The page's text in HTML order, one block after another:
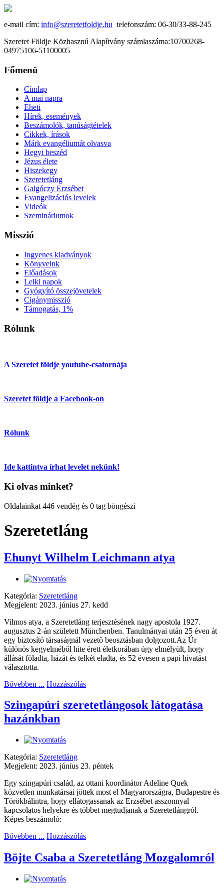
e-mail cím: info@szeretetfoldje.hu telefonszám: 06-30/33-88-245
Szeretet Földje Közhasznú Alapítvány számlaszáma:10700268-
04975106-51100005
Főmenü
Címlap
A mai napra
Eheti
Hírek, események
Beszámolók, tanúságtételek
Cikkek, írások
Márk evangéliumát olvasva
Hegyi beszéd
Jézus élete
Hiszekegy
Szeretetláng
Galgóczy Erzsébet
Evangelizációs levelek
Videók
Szemináriumok
Misszió
Ingyenes kiadványok
Könyveink
Előadások
Lelki napok
Gyógyító összejövetelek
Cigánymisszió
Támogatás, 1%
Rólunk
A Szeretet földje youtube-csatornája
Szeretet földje a Facebook-on
Rólunk
Ide kattintva írhat levelet nekünk!
Ki olvas minket?
Oldalainkat 446 vendég és 0 tag böngészi
Szeretetláng
Ehunyt Wilhelm Leichmann atya
Kategória: Szeretetláng
Megjelent: 2023. június 27. kedd
Vilmos atya, a Szeretetláng terjesztésének nagy apostola 1927.
augusztus 2-án született Münchenben. Tanulmányai után 25 éven át
egy biztosító társaságnál vezető beosztásban dolgozott.Az Úr
különös kegyelméből hite érett életkorában úgy elmélyült, hogy
állását föladta, házát és telkét eladta, és 52 évesen a papi hivatást
választotta.
Bővebben ... Hozzászólás
Szingapúri szeretetlángosok látogatása
hazánkban
Kategória: Szeretetláng
Megjelent: 2023. június 23. péntek
Egy szingapúri család, az ottani koordinátor Adeline Quek
közvetlen munkatársai jöttek most el Magyarországra, Budapestre és
Törökbálintra, hogy ellátogassanak az Erzsébet asszonnyal
kapcsolatos helyekre és többet megtudjanak a Szeretetlángról.
Képes beszámoló:
Bővebben ... Hozzászólás
Böjte Csaba a Szeretetláng Mozgalomról